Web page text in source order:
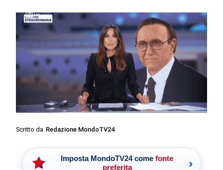
Scritto da Redazione MondoTV24
Imposta MondoTV24 come fonte
preferita
›